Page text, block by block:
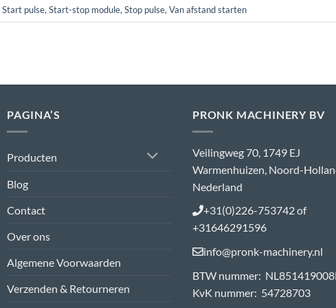
Start pulse, Start-stop module, Stop pulse, Van afstand starten
PAGINA’S
Producten
Blog
Contact
Over ons
Algemene Voorwaarden
Verzenden & Retourneren
PRONK MACHINERY BV
Veilingweg 70, 1749 EJ
Warmenhuizen, Noord-
Nederland
+31(0)226-753742 of
+31646291596
info@pronk-machinery.nl
BTW nummer:
KvK nummer: 54728703